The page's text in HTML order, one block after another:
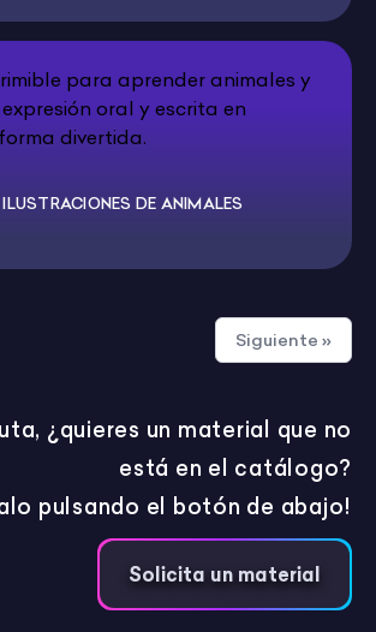
DE ANIMALES
Siguiente »
¿quieres un material que no
está en el catálogo?
pulsando el botón de abajo!
Solicita un material